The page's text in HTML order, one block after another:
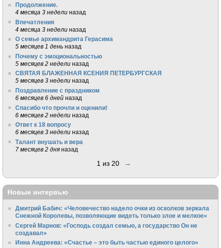
Продолжение.
4 месяца 3 недели назад
Впечатления
4 месяца 3 недели назад
О семье архимандрита Герасима
5 месяцев 1 день назад
Почему с эмоциональностью
5 месяцев 2 недели назад
СВЯТАЯ БЛАЖЕННАЯ КСЕНИЯ ПЕТЕРБУРГСКАЯ
5 месяцев 3 недели назад
Поздравление с праздником
6 месяцев 6 дней назад
Спасибо что прочли и оценили!
6 месяцев 2 недели назад
Ответ к 18 вопросу
6 месяцев 3 недели назад
Талант внушать и вера
7 месяцев 2 дня назад
1 из 20 →
Новые интервью
Дмитрий Бабич: «Человечество надело очки из осколков зеркала
Снежной Королевы, позволяющие видеть только злое и мелкое»
Сергей Марнов: «Господь создал семью, а государство Он не
создавал»
Инна Андреева: «Счастье – это быть частью единого целого»